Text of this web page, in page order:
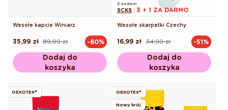
Wesołe kapcie Winiarz
Cena
89,99 zł
Cena
35,99 zł -60%
Dodaj do
koszyka
Z kodem
SCKS : 3 + 1 ZA DARMO
Wesołe skarpetki Czechy
Cena
34,99 zł
Cena
16,99 zł -51%
Dodaj do
koszyka
OEKOTEX® OEKOTEX®
Nowy krój